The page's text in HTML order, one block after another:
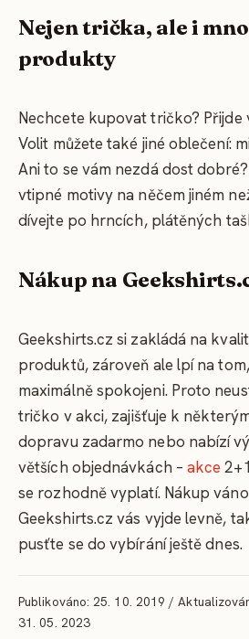
Nejen trička, ale i
produkty
Nechcete kupovat tričko? Přijde
Volit můžete také jiné oblečení:
Ani to se vám nezdá dost
vtipné motivy na něčem jiném
dívejte po hrncích, plátěných
Nákup na
Geekshirts.cz si zakládá na
produktů, zároveň ale lpí na
maximálně spokojeni. Proto
tričko v akci, zajišťuje k
dopravu zadarmo nebo nabízí
větších objednávkách – akce
se rozhodně vyplatí. Nákup
Geekshirts.cz vás vyjde levně,
pusťte se do vybírání ještě dnes.
Publikováno: 25. 10. 2019 /
31. 05. 2023